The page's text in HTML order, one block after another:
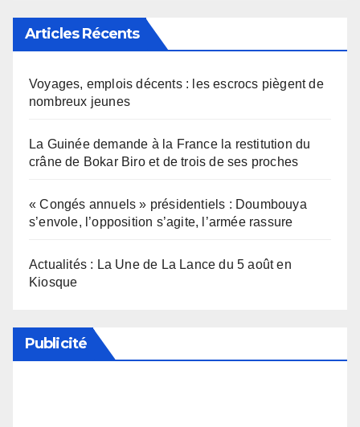
Articles Récents
Voyages, emplois décents : les escrocs piègent de
nombreux jeunes
La Guinée demande à la France la restitution du
crâne de Bokar Biro et de trois de ses proches
« Congés annuels » présidentiels : Doumbouya
s’envole, l’opposition s’agite, l’armée rassure
Actualités : La Une de La Lance du 5 août en
Kiosque
Publicité